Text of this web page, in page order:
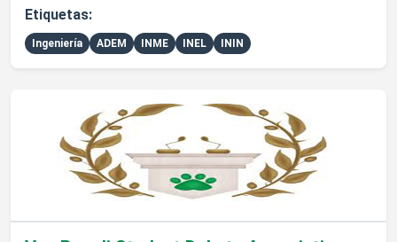
Etiquetas:
Ingeniería ADEM INME INEL ININ